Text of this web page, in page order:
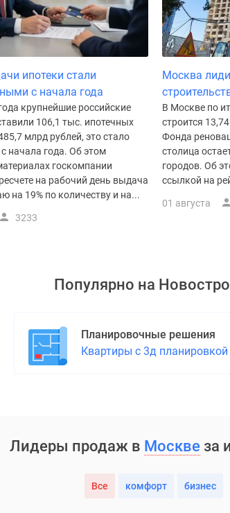
ипотеки стали
с начала года
крупнейшие российские
106,1 тыс. ипотечных
млрд рублей, это стало
начала года. Об этом
госкомпании
на рабочий день выдача
на 19% по количеству и на...
3233
Москва
В Москве по
строится
Фонда
столица
городов. Об
ссылкой на
01 августа
Популярно на
Планировочные решения
Квартиры с 3д планировкой
Лидеры продаж в Москве за
Все комфорт бизнес